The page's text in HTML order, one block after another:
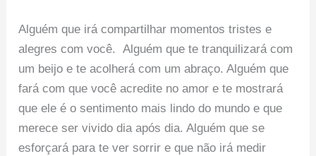
Alguém que irá compartilhar momentos tristes e
alegres com você. Alguém que te tranquilizará com
um beijo e te acolherá com um abraço. Alguém que
fará com que você acredite no amor e te mostrará
que ele é o sentimento mais lindo do mundo e que
merece ser vivido dia após dia. Alguém que se
esforçará para te ver sorrir e que não irá medir